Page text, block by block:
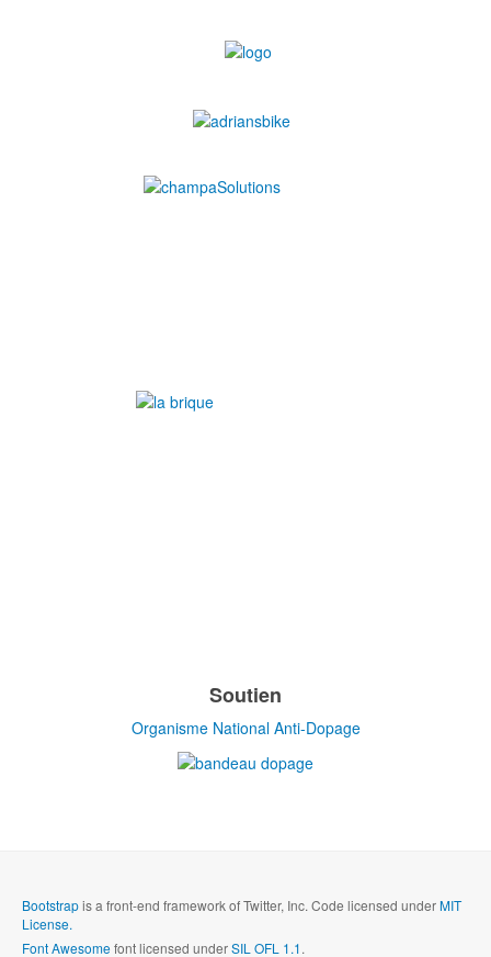
Soutien
Organisme National Anti-Dopage
Bootstrapis a front-end framework of Twitter, Inc. Code licensed underMIT
License.
Font Awesomefont licensed underSIL OFL 1.1.